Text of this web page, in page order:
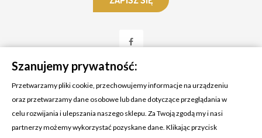
KONTAKT Z NAMI
Szanujemy prywatność:
Przetwarzamy pliki cookie, przechowujemy informacje na urządzeniu
oraz przetwarzamy dane osobowe lub dane dotyczące przeglądania w
celu rozwijania i ulepszania naszego sklepu. Za Twoją zgodą my i nasi
partnerzy możemy wykorzystać pozyskane dane. Klikając przycisk